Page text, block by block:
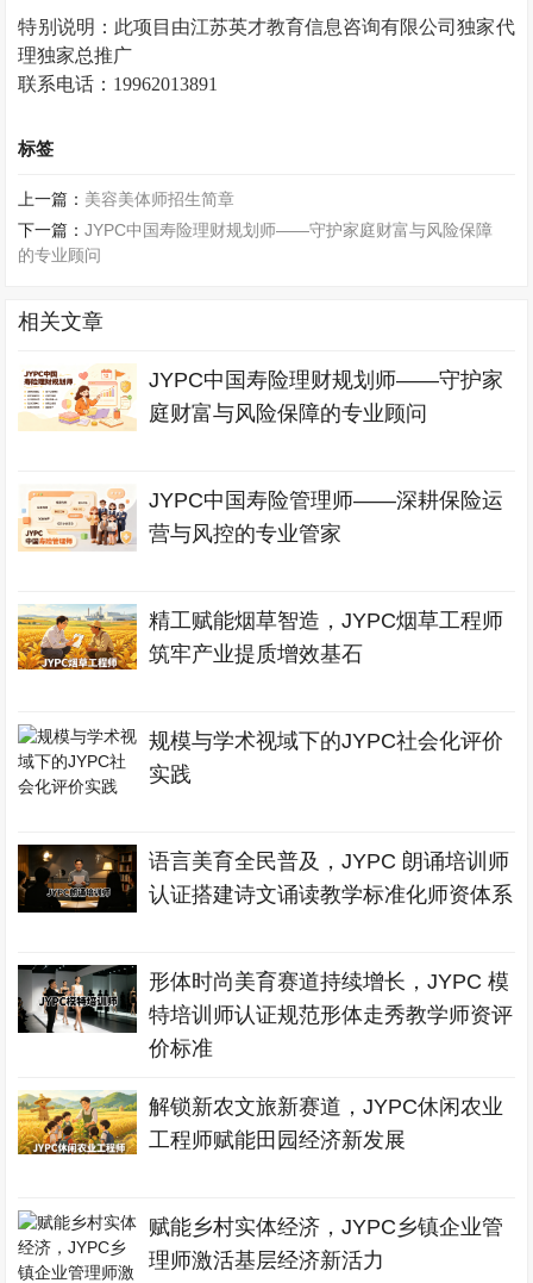
特别说明： 此项目由江苏英才教育信息咨询有限公司独家代
理独家总推广
联系电话：19962013891
标签
上一篇： 美容美体师招生简章
下一篇：JYPC中国寿险理财规划师——守护家庭财富与风险保障
的专业顾问
相关文章
JYPC中国寿险理财规划师——守护家
庭财富与风险保障的专业顾问
JYPC中国寿险管理师——深耕保险运
营与风控的专业管家
精工赋能烟草智造，JYPC烟草工程师
筑牢产业提质增效基石
规模与学术视域下的JYPC社会化评价
实践
语言美育全民普及，JYPC 朗诵培训师
认证搭建诗文诵读教学标准化师资体系
形体时尚美育赛道持续增长，JYPC 模
特培训师认证规范形体走秀教学师资评
价标准
解锁新农文旅新赛道，JYPC休闲农业
工程师赋能田园经济新发展
赋能乡村实体经济，JYPC乡镇企业管
理师激活基层经济新活力